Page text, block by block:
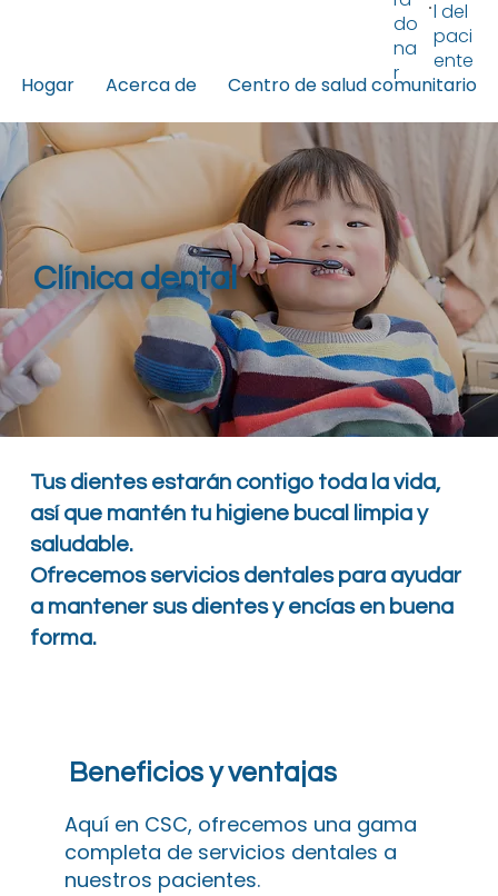
Hogar Acerca de Centro de salud comunitario
do
na
r
l del
paci
ente
Clínica dental
Tus dientes estarán contigo toda la vida,
así que mantén tu higiene bucal limpia y
saludable.
Ofrecemos servicios dentales para ayudar
a mantener sus dientes y encías en buena
forma.
Beneficios y ventajas
Aquí en CSC, ofrecemos una gama
completa de servicios dentales a
nuestros pacientes.